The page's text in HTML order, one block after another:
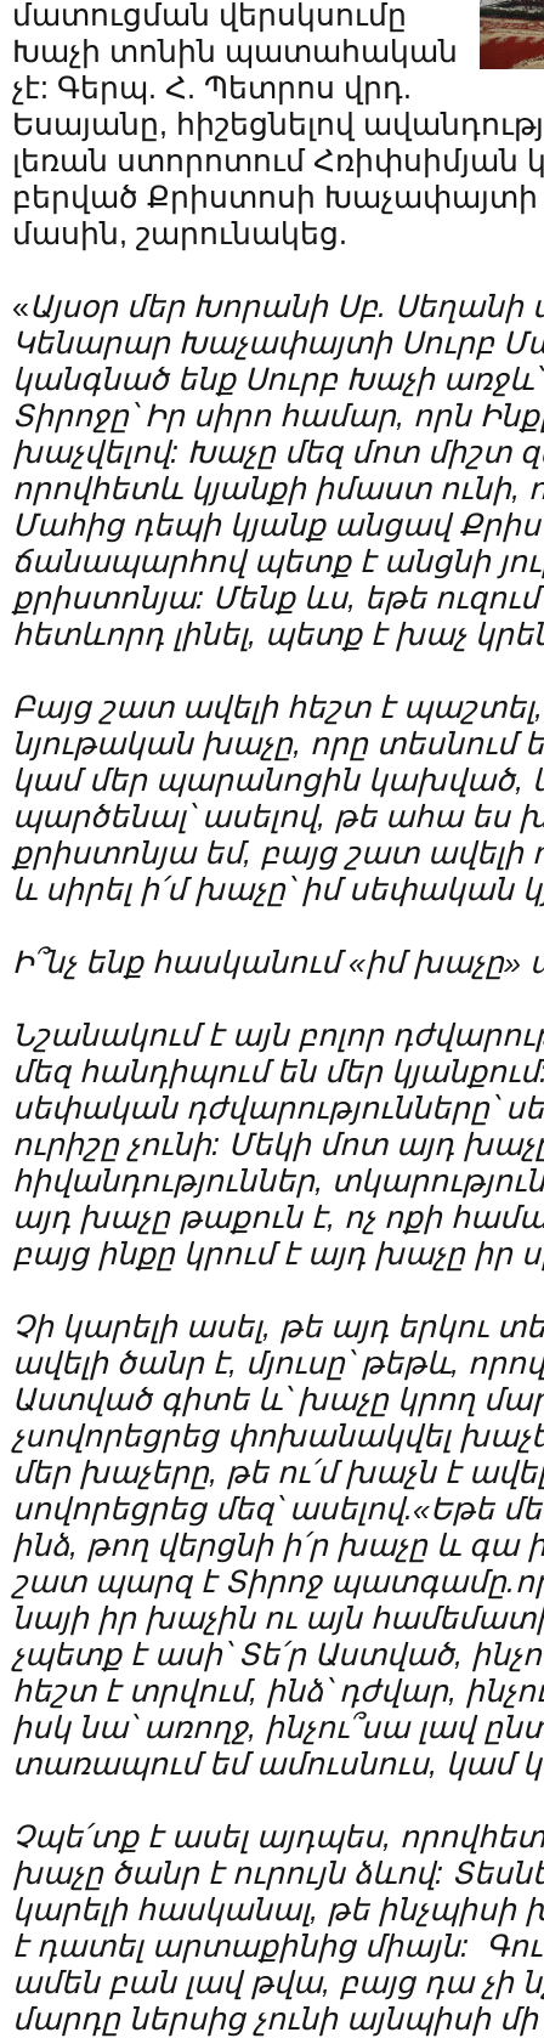
մատուցման վերսկսումը
Խաչի տոնին պատահական
չէ: Գերպ. Հ. Պետրոս վրդ.
Եսայանը, հիշեցնելով
լեռան ստորոտում Հռիփսիմյան
բերված Քրիստոսի Խաչափայտի
մասին, շարունակեց.
«Այսօր մեր Խորանի Սբ.
Կենարար Խաչափայտի Սուրբ
կանգնած ենք Սուրբ Խաչի
Տիրոջը՝ Իր սիրո համար, որն
խաչվելով: Խաչը մեզ մոտ միշտ
որովհետև կյանքի իմաստ ունի,
Մահից դեպի կյանք անցավ
ճանապարհով պետք է անցնի
քրիստոնյա: Մենք ևս, եթե
հետևորդ լինել, պետք է խաչ
Բայց շատ ավելի հեշտ է պաշտել,
նյութական խաչը, որը տեսնում
կամ մեր պարանոցին կախված,
պարծենալ՝ ասելով, թե ահա ես
քրիստոնյա եմ, բայց շատ ավելի
և սիրել ի՛մ խաչը՝ իմ սեփական
Ի՞նչ ենք հասկանում «իմ խաչը»
Նշանակում է այն բոլոր
մեզ հանդիպում են մեր
սեփական դժվարությունները՝
ուրիշը չունի: Մեկի մոտ այդ
հիվանդություններ,
այդ խաչը թաքուն է, ոչ ոքի
բայց ինքը կրում է այդ խաչը իր
Չի կարելի ասել, թե այդ երկու
ավելի ծանր է, մյուսը՝ թեթև,
Աստված գիտե և՝ խաչը կրող
չսովորեցրեց փոխանակվել
մեր խաչերը, թե ու՛մ խաչն է
սովորեցրեց մեզ՝ ասելով.«Եթե
ինձ, թող վերցնի ի՛ր խաչը և գա
շատ պարզ է Տիրոջ
նայի իր խաչին ու այն
չպետք է ասի՝ Տե՛ր Աստված,
հեշտ է տրվում, ինձ՝ դժվար,
իսկ նա՝ առողջ, ինչու՞սա լավ
տառապում եմ ամուսնուս, կամ
Չպե՛տք է ասել այդպես,
խաչը ծանր է ուրույն ձևով:
կարելի հասկանալ, թե ինչպիսի
է դատել արտաքինից միայն:
ամեն բան լավ թվա, բայց դա չի
մարդը ներսից չունի այնպիսի